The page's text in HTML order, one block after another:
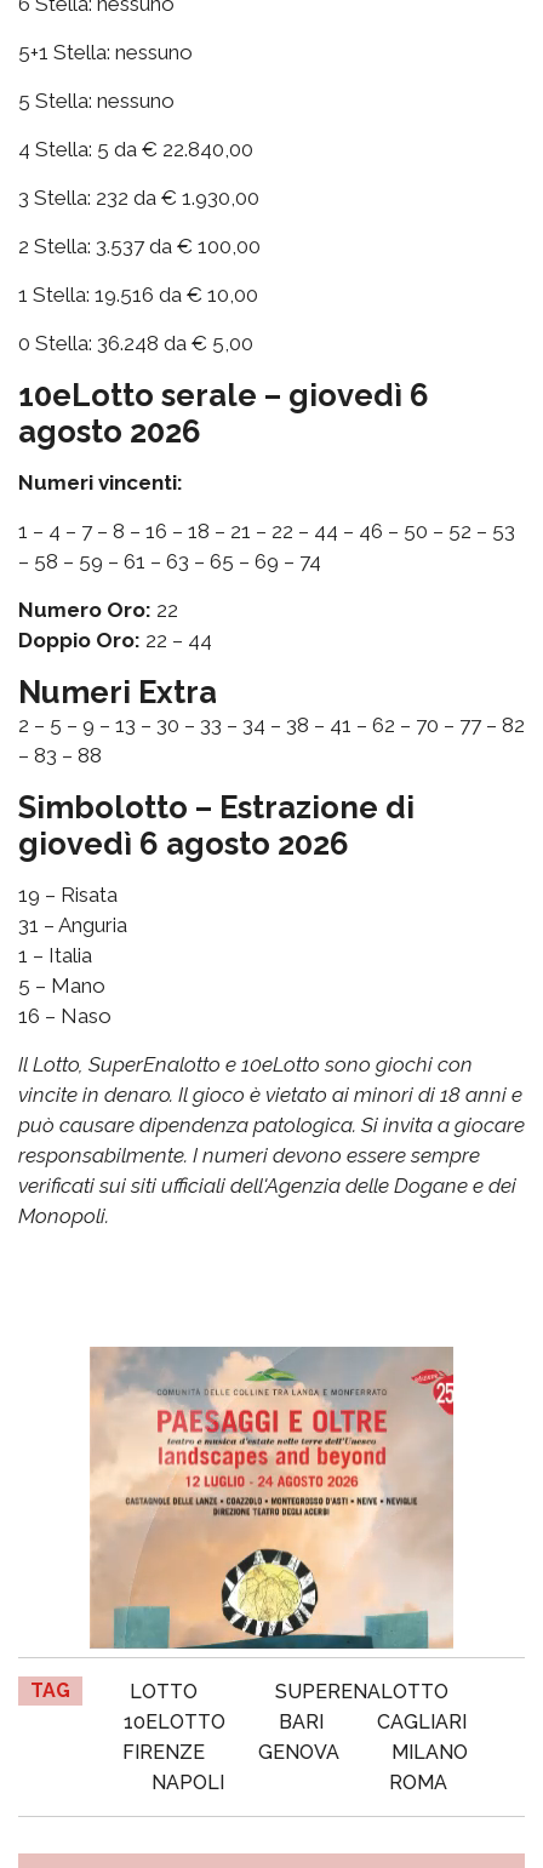
5+1 Stella: nessuno
5 Stella: nessuno
4 Stella: 5 da € 22.840,00
3 Stella: 232 da € 1.930,00
2 Stella: 3.537 da € 100,00
1 Stella: 19.516 da € 10,00
0 Stella: 36.248 da € 5,00
10eLotto serale – giovedì 6
agosto 2026
Numeri vincenti:
1 – 4 – 7 – 8 – 16 – 18 – 21 – 22 – 44 – 46 – 50 – 52 – 53
– 58 – 59 – 61 – 63 – 65 – 69 – 74
Numero Oro: 22
Doppio Oro: 22 – 44
Numeri Extra
2 – 5 – 9 – 13 – 30 – 33 – 34 – 38 – 41 – 62 – 70 – 77 – 82
– 83 – 88
Simbolotto – Estrazione di
giovedì 6 agosto 2026
19 – Risata
31 – Anguria
1 – Italia
5 – Mano
16 – Naso
Il Lotto, SuperEnalotto e 10eLotto sono giochi con
vincite in denaro. Il gioco è vietato ai minori di 18 anni e
può causare dipendenza patologica. Si invita a giocare
responsabilmente. I numeri devono essere sempre
verificati sui siti ufficiali dell'Agenzia delle Dogane e dei
Monopoli.
TAG LOTTO
SUPERENALOTTO
10ELOTTO
BARI
CAGLIARI
FIRENZE
GENOVA
MILANO
NAPOLI
ROMA